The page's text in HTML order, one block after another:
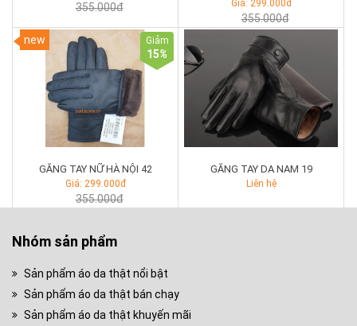
355.000đ Giá: 299.000đ
355.000đ
new
Giảm
15%
GĂNG TAY NỮ HÀ NỘI 42
Giá: 299.000đ
355.000đ
GĂNG TAY DA NAM 19
Liên hệ
Nhóm sản phẩm
Sản phẩm áo da thật nổi bật
Sản phẩm áo da thật bán chạy
Sản phẩm áo da thật khuyến mãi